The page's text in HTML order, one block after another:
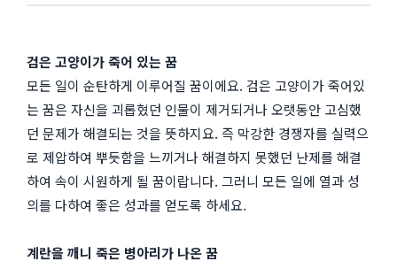
검은 고양이가 죽어 있는 꿈
모든 일이 순탄하게 이루어질 꿈이에요. 검은 고양이가 죽어있
는 꿈은 자신을 괴롭혔던 인물이 제거되거나 오랫동안 고심했
던 문제가 해결되는 것을 뜻하지요. 즉 막강한 경쟁자를 실력으
로 제압하여 뿌듯함을 느끼거나 해결하지 못했던 난제를 해결
하여 속이 시원하게 될 꿈이랍니다. 그러니 모든 일에 열과 성
의를 다하여 좋은 성과를 얻도록 하세요.
계란을 깨니 죽은 병아리가 나온 꿈